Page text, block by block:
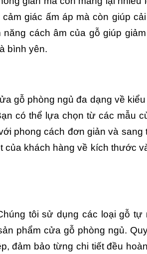
giác ấm áp mà còn giúp
cách âm của gỗ giúp
bình yên.
gỗ phòng ngủ đa dạng về
có thể lựa chọn từ các mẫu
phong cách đơn giản và sang
của khách hàng về kích thước
tôi sử dụng các loại gỗ tự
phẩm cửa gỗ phòng ngủ.
đảm bảo từng chi tiết đều